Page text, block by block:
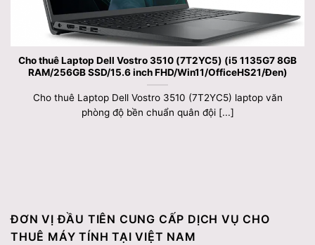
Cho thuê Laptop Dell Vostro 3510 (7T2YC5) (i5 1135G7 8GB
RAM/256GB SSD/15.6 inch FHD/Win11/OfficeHS21/Đen)
Cho thuê Laptop Dell Vostro 3510 (7T2YC5) laptop văn
phòng độ bền chuẩn quân đội [...]
ĐƠN VỊ ĐẦU TIÊN CUNG CẤP DỊCH VỤ CHO
THUÊ MÁY TÍNH TẠI VIỆT NAM